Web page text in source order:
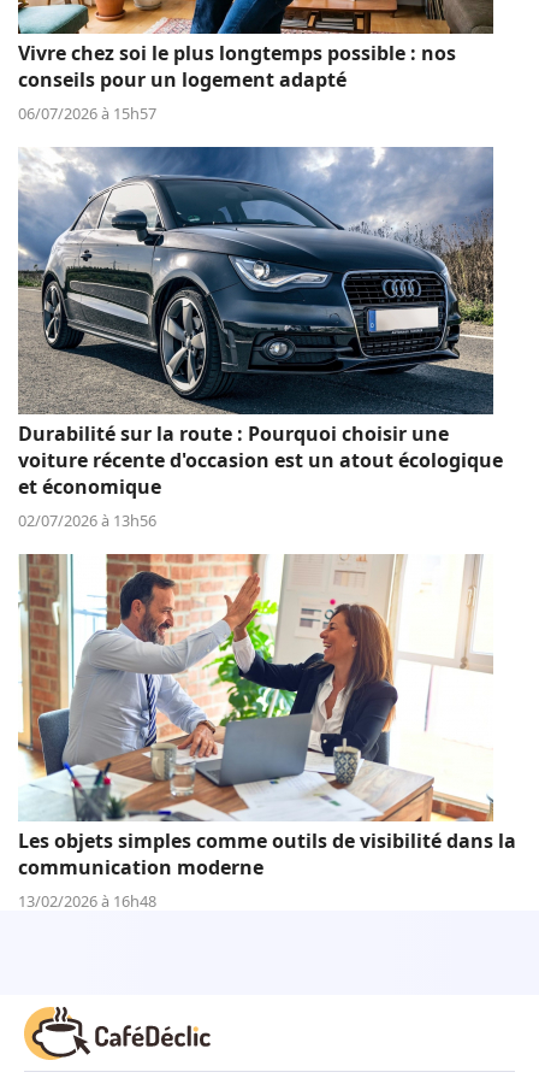
Vivre chez soi le plus longtemps possible : nos
conseils pour un logement adapté
06/07/2026 à 15h57
Durabilité sur la route : Pourquoi choisir une
voiture récente d'occasion est un atout écologique
et économique
02/07/2026 à 13h56
Les objets simples comme outils de visibilité dans la
communication moderne
13/02/2026 à 16h48